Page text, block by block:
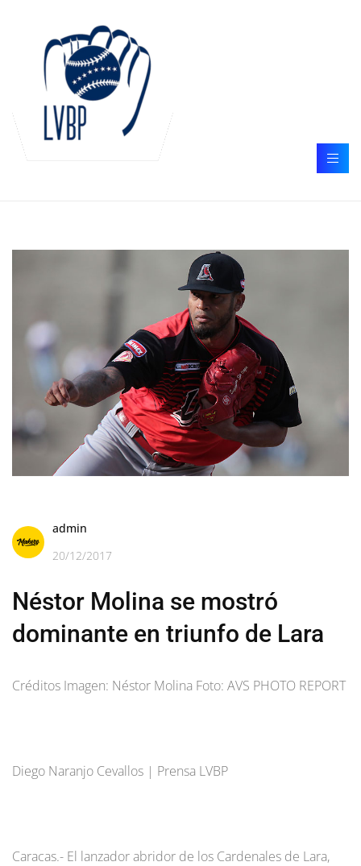
admin
20/12/2017
Néstor Molina se mostró
dominante en triunfo de Lara
Créditos Imagen: Néstor Molina Foto: AVS PHOTO REPORT
Diego Naranjo Cevallos | Prensa LVBP
Caracas.- El lanzador abridor de los Cardenales de Lara,